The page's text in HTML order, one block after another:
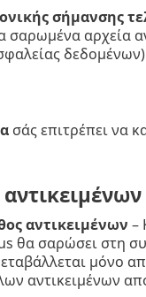
σήμανσης
αρχεία
σάς επιτρέπει να
αντικειμένων –
θα σαρώσει στη
μόνο
αντικειμένων